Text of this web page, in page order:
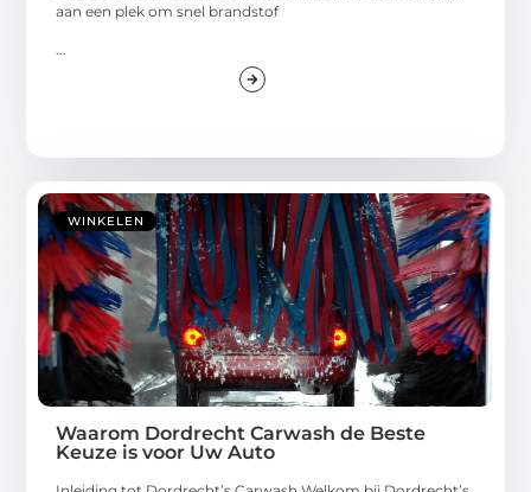
aan een plek om snel brandstof
...
WINKELEN
Waarom Dordrecht Carwash de Beste
Keuze is voor Uw Auto